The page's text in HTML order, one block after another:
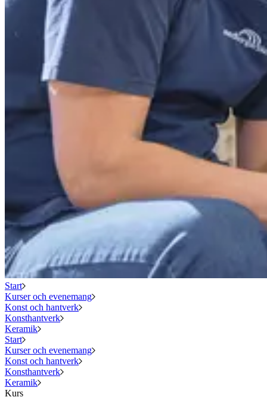
Start
Kurser och evenemang
Konst och hantverk
Konsthantverk
Keramik
Start
Kurser och evenemang
Konst och hantverk
Konsthantverk
Keramik
Kurs